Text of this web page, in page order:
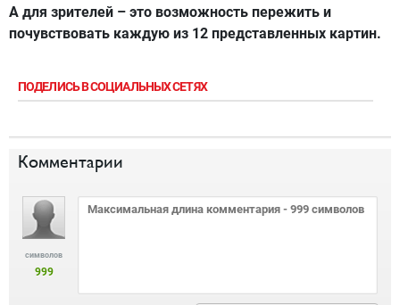
А для зрителей – это возможность пережить и
почувствовать каждую из 12 представленных картин.
ПОДЕЛИСЬ В СОЦИАЛЬНЫХ СЕТЯХ
Комментарии
символов
999